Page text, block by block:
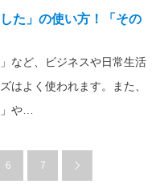
た」の使い方！「その
など、ビジネスや日常生活
はよく使われます。また、
」や…
6 7